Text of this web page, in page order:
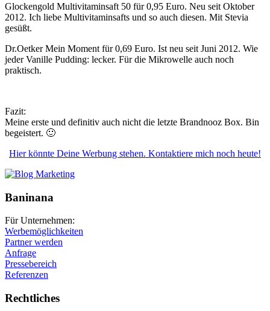
Glockengold Multivitaminsaft 50 für 0,95 Euro. Neu seit Oktober
2012. Ich liebe Multivitaminsafts und so auch diesen. Mit Stevia
gesüßt.
Dr.Oetker Mein Moment für 0,69 Euro. Ist neu seit Juni 2012. Wie
jeder Vanille Pudding: lecker. Für die Mikrowelle auch noch
praktisch.
Fazit:
Meine erste und definitiv auch nicht die letzte Brandnooz Box. Bin
begeistert. 🙂
Hier könnte Deine Werbung stehen. Kontaktiere mich noch heute!
Baninana
Für Unternehmen:
Werbemöglichkeiten
Partner werden
Anfrage
Pressebereich
Referenzen
Rechtliches